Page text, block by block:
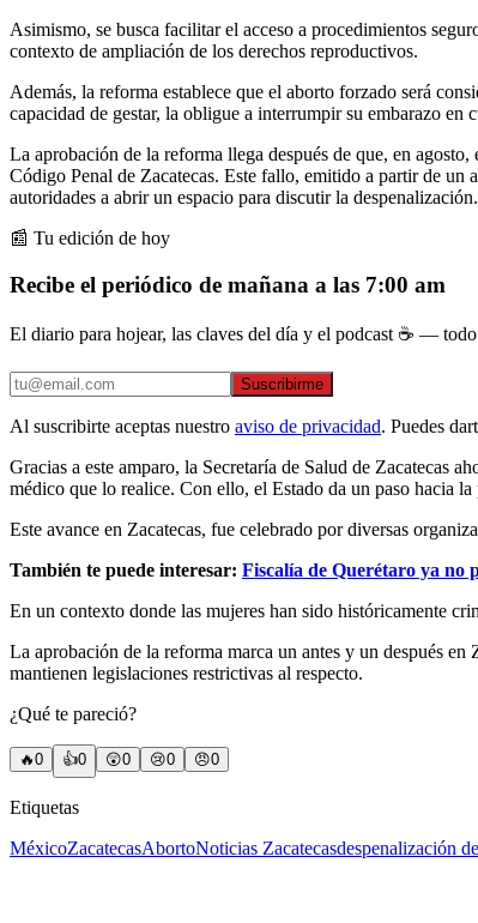
Asimismo, se busca facilitar el acceso a procedimientos
contexto de ampliación de los derechos reproductivos.
Además, la reforma establece que el aborto forzado será
capacidad de gestar, la obligue a interrumpir su embarazo
La aprobación de la reforma llega después de que, en
Código Penal de Zacatecas. Este fallo, emitido a partir de
autoridades a abrir un espacio para discutir la despenalización.
📰 Tu edición de hoy
Recibe el periódico de mañana a las 7:00 am
El diario para hojear, las claves del día y el podcast ☕ —
Suscribirme
Al suscribirte aceptas nuestro aviso de privacidad. Puedes
Gracias a este amparo, la Secretaría de Salud de Zacatecas
médico que lo realice. Con ello, el Estado da un paso hacia
Este avance en Zacatecas, fue celebrado por diversas
También te puede interesar: Fiscalía de Querétaro ya no
En un contexto donde las mujeres han sido históricamente
La aprobación de la reforma marca un antes y un después en
mantienen legislaciones restrictivas al respecto.
¿Qué te pareció?
🔥0 👍0 😲0 😢0 😠0
Etiquetas
MéxicoZacatecasAbortoNoticias Zacatecasdespenalización